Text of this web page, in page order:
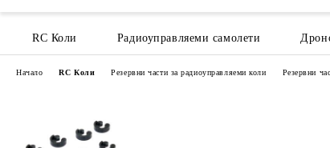
RC Коли Радиоуправляеми самолети
Начало RC Коли Резервни части за радиоуправляеми коли Резервни